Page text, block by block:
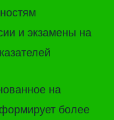
и экзамены на
на
более